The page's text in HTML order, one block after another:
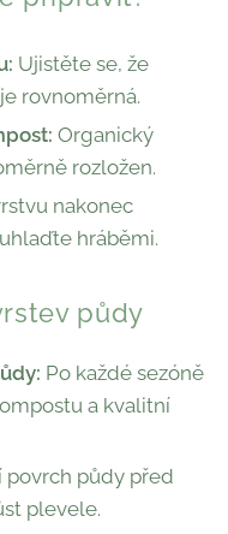
Ujistěte se, že
rovnoměrná.
Organický
rozložen.
nakonec
hráběmi.
půdy
Po každé sezóně
a kvalitní
povrch půdy před
plevele.